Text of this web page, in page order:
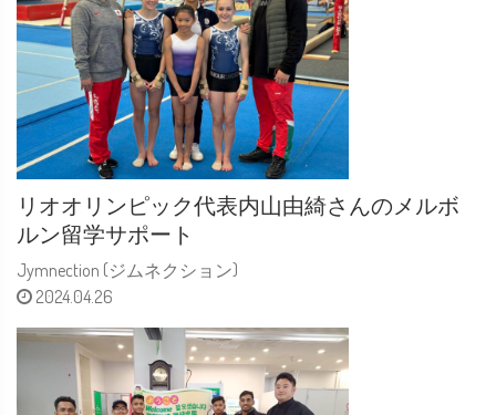
リオオリンピック代表内山由綺さんのメルボ
ルン留学サポート
Jymnection (ジムネクション)
2024.04.26